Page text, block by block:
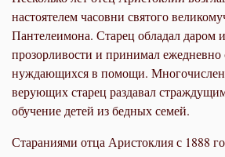
настоятелем часовни святого
Пантелеимона. Старец обладал даром
прозорливости и принимал
нуждающихся в помощи.
верующих старец раздавал
обучение детей из бедных семей.
Стараниями отца Аристоклия с 1888